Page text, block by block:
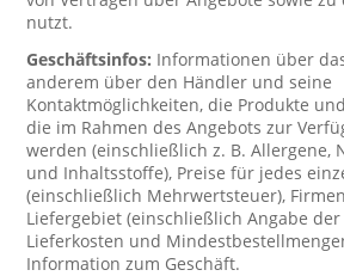
nutzt.
Geschäftsinfos: Informationen über
anderem über den Händler und seine
Kontaktmöglichkeiten, die Produkte
die im Rahmen des Angebots zur
werden (einschließlich z. B. Allergene,
und Inhaltsstoffe), Preise für jedes
(einschließlich Mehrwertsteuer),
Liefergebiet (einschließlich Angabe
Lieferkosten und
Information zum Geschäft.